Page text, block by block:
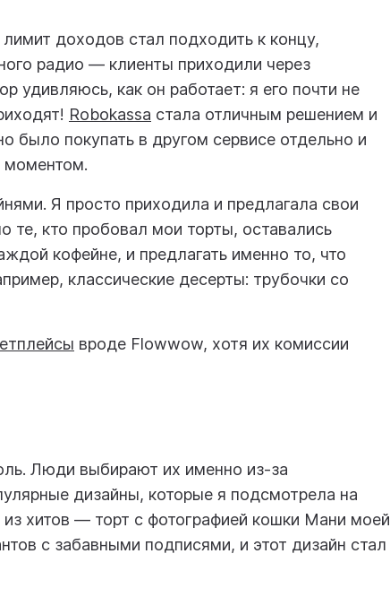
лимит доходов стал подходить к концу,
радио — клиенты приходили через
удивляюсь, как он работает: я его почти не
Robokassa стала отличным решением и
было покупать в другом сервисе отдельно и
моментом.
Я просто приходила и предлагала свои
те, кто пробовал мои торты, оставались
кофейне, и предлагать именно то, что
классические десерты: трубочки со
вроде Flowwow, хотя их комиссии
Люди выбирают их именно из-за
дизайны, которые я подсмотрела на
хитов — торт с фотографией кошки Мани моей
с забавными подписями, и этот дизайн стал